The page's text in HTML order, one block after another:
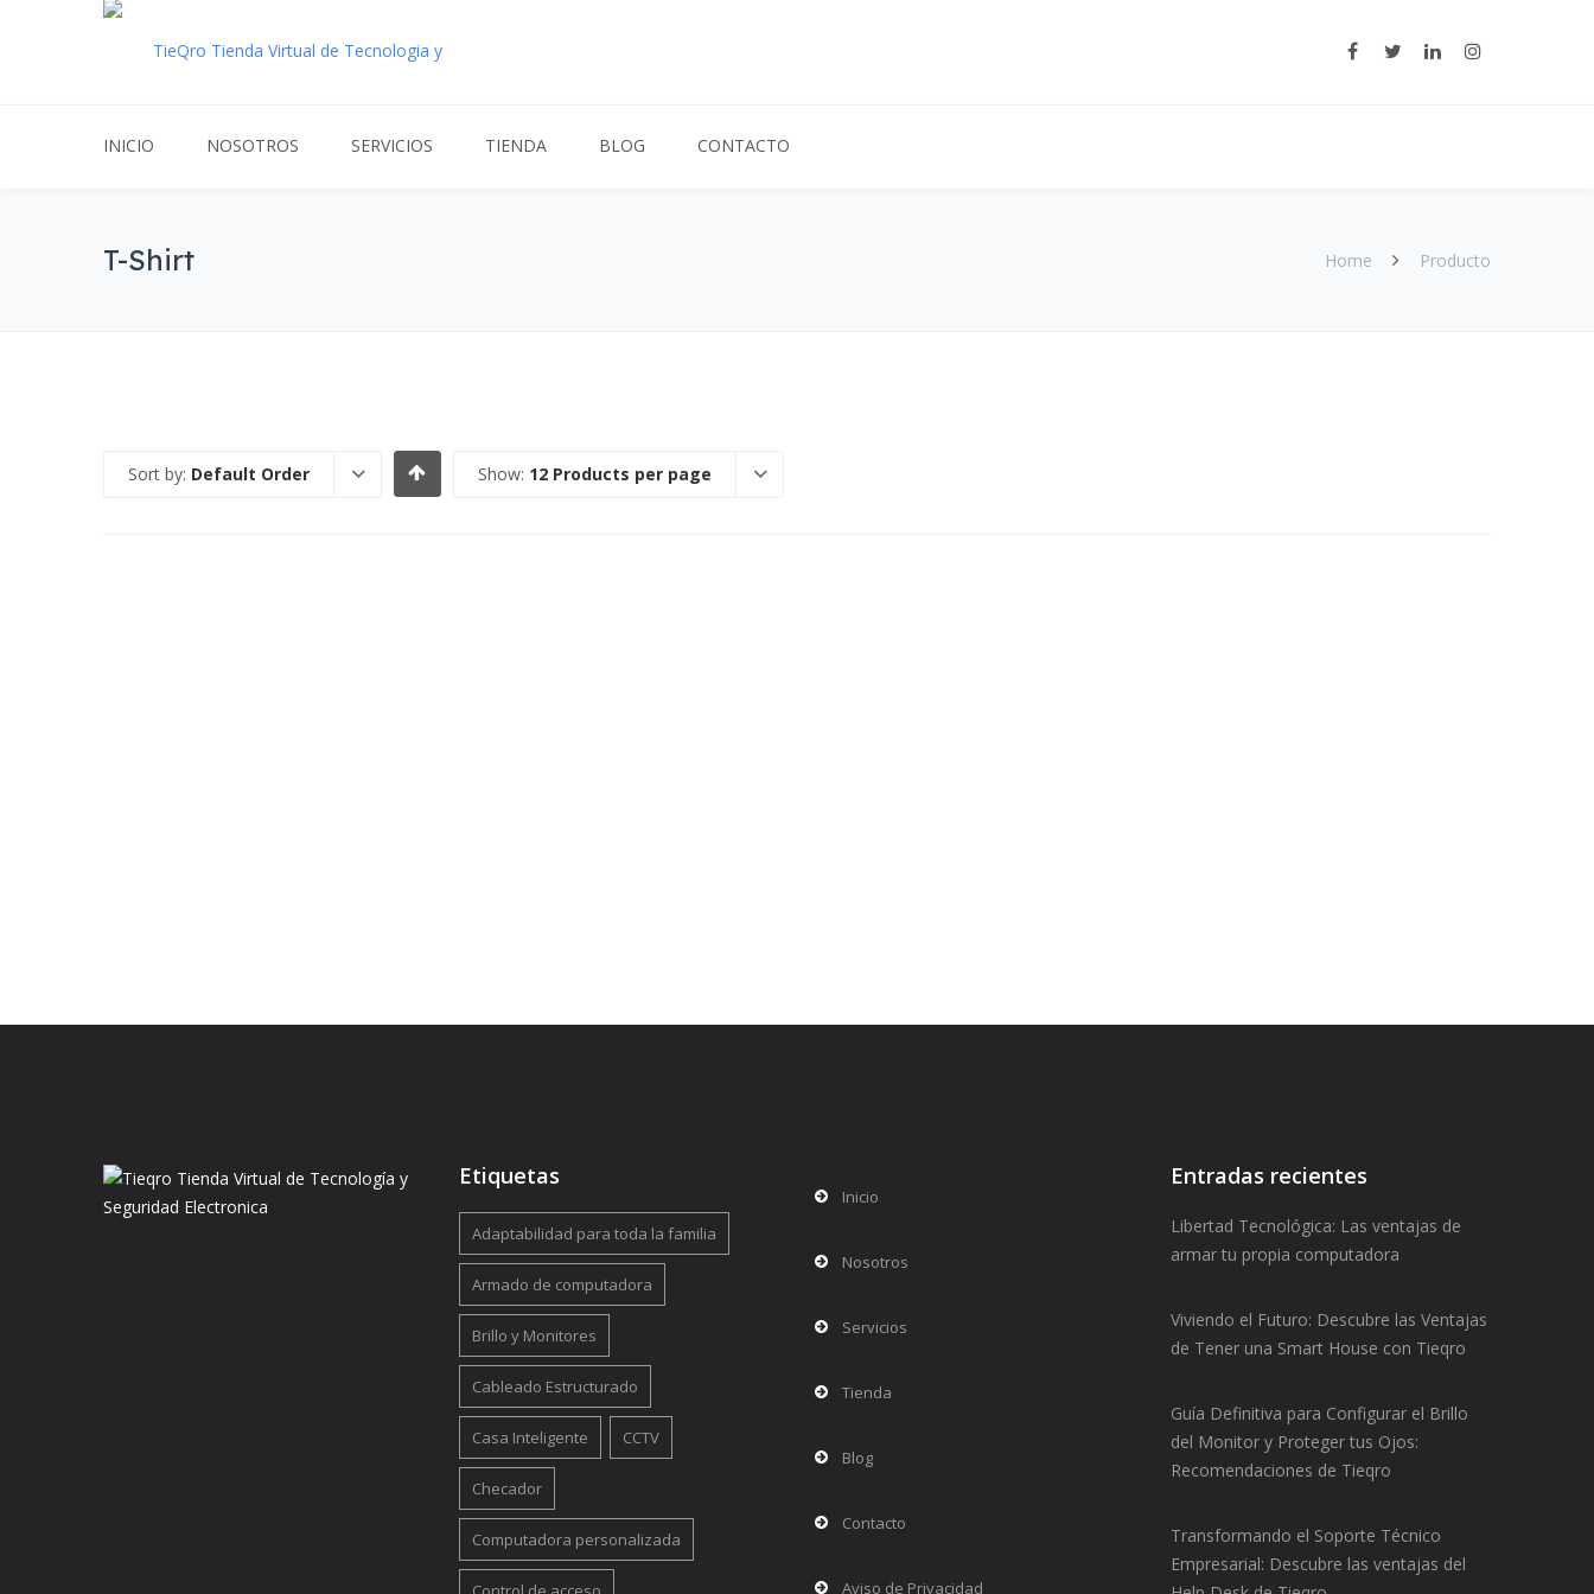
INICIO NOSOTROS SERVICIOS TIENDA BLOG CONTACTO
T-Shirt Home Producto
Sort by: Default Order Show: 12 Products per page
Etiquetas
Adaptabilidad para toda la familia
Armado de computadora
Brillo y Monitores
Cableado Estructurado
Casa Inteligente CCTV
Checador
Computadora personalizada
Inicio
Nosotros
Servicios
Tienda
Blog
Contacto
Aviso de Privacidad
Entradas recientes
Libertad Tecnológica: Las ventajas de
armar tu propia computadora
Viviendo el Futuro: Descubre las Ventajas
de Tener una Smart House con Tieqro
Guía Definitiva para Configurar el Brillo
del Monitor y Proteger tus Ojos:
Recomendaciones de Tieqro
Transformando el Soporte Técnico
Empresarial: Descubre las ventajas del